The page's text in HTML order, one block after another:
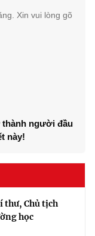
Xin vui lòng gõ
thành người đầu
này!
thư, Chủ tịch
học